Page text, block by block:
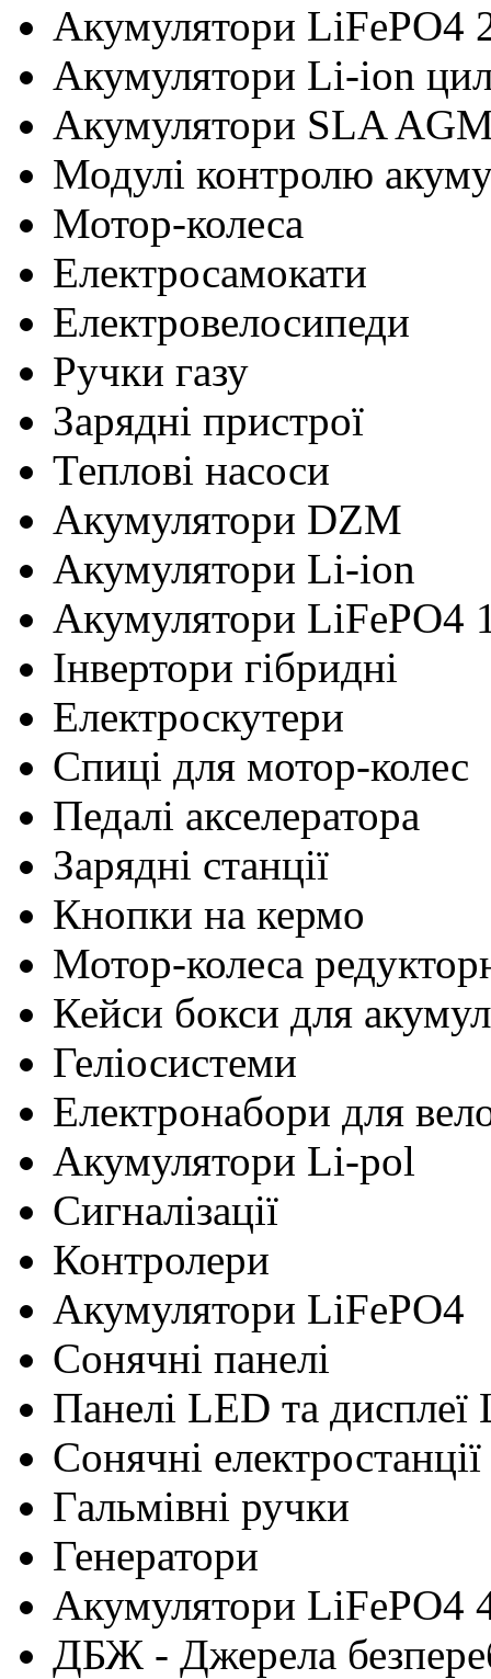
Акумулятори LiFePO4
Акумулятори Li-ion
Акумулятори SLA
Модулі контролю
Мотор-колеса
Електросамокати
Електровелосипеди
Ручки газу
Зарядні пристрої
Теплові насоси
Акумулятори DZM
Акумулятори Li-ion
Акумулятори LiFePO4
Інвертори гібридні
Електроскутери
Cпиці для мотор-колес
Педалі акселератора
Зарядні станції
Кнопки на кермо
Мотор-колеса
Кейси бокси для
Геліосистеми
Електронабори для
Акумулятори Li-pol
Сигналізації
Контролери
Акумулятори LiFePO4
Сонячні панелі
Панелі LED та дисплеї
Сонячні електростанції
Гальмівні ручки
Генератори
Акумулятори LiFePO4
ДБЖ - Джерела